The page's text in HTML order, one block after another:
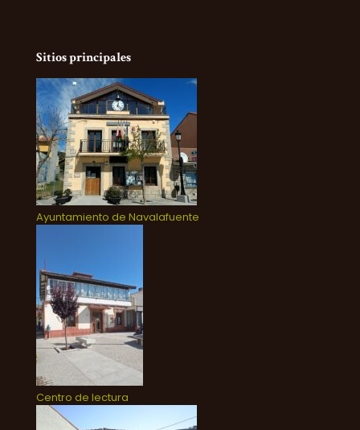
Sitios principales
Ayuntamiento de Navalafuente
Centro de lectura